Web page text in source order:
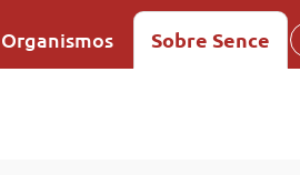
Organismos Sobre Sence